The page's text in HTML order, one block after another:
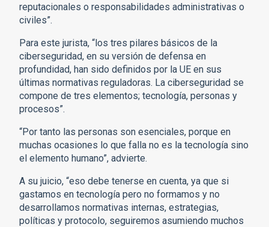
reputacionales o responsabilidades administrativas o
civiles”.
Para este jurista, “los tres pilares básicos de la
ciberseguridad, en su versión de defensa en
profundidad, han sido definidos por la UE en sus
últimas normativas reguladoras. La ciberseguridad se
compone de tres elementos; tecnología, personas y
procesos”.
“Por tanto las personas son esenciales, porque en
muchas ocasiones lo que falla no es la tecnología sino
el elemento humano”, advierte.
A su juicio, “eso debe tenerse en cuenta, ya que si
gastamos en tecnología pero no formamos y no
desarrollamos normativas internas, estrategias,
políticas y protocolo, seguiremos asumiendo muchos